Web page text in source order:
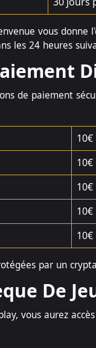
vous
les 24 heures
de paiement
10€
10€
10€
10€
10€
par un
De
vous aurez